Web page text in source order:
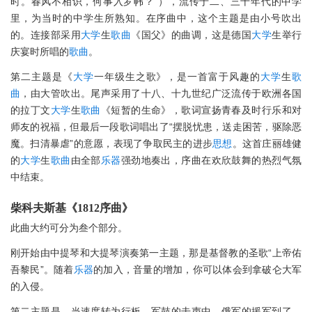
里，为当时的中学生所熟知。在序曲中，这个主题是由小号吹出
的。连接部采用大学生歌曲 《国父》的曲调，这是德国大学生举行
庆宴时所唱的歌曲 。
第二主题是《大学一年级生之歌》，是一首富于风趣的大学生歌
曲 ，由大管吹出。尾声采用了十八、十九世纪广泛流传于欧洲各国
的拉丁文大学生歌曲
《短暂的生命》，歌词宣扬青春及时行乐和对
师友的祝福，但最后一段歌词唱出了“摆脱忧患，送走困苦，驱除恶
魔。扫清暴虐”的意愿，表现了争取民主的进步思想 。这首庄丽雄健
的大学生歌曲 由全部 乐器强劲地奏出，序曲在欢欣鼓舞的热烈气氛
中结束。
柴科夫斯基《1812序曲》
此曲大约可分为叁个部分。
刚开始由中提琴和大提琴演奏第一主题，那是基督教的圣歌“上帝佑
吾黎民”。随着乐器的加入，音量的增加，你可以体会到拿破仑大军
的入侵。